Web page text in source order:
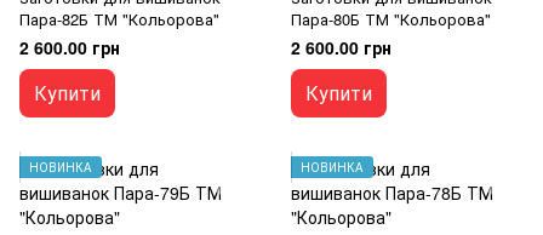
Пара-82Б ТМ "Кольорова"
2 600.00 грн
Купити
Пара-80Б ТМ "Кольорова"
2 600.00 грн
Купити
НОВИНКА НОВИНКА